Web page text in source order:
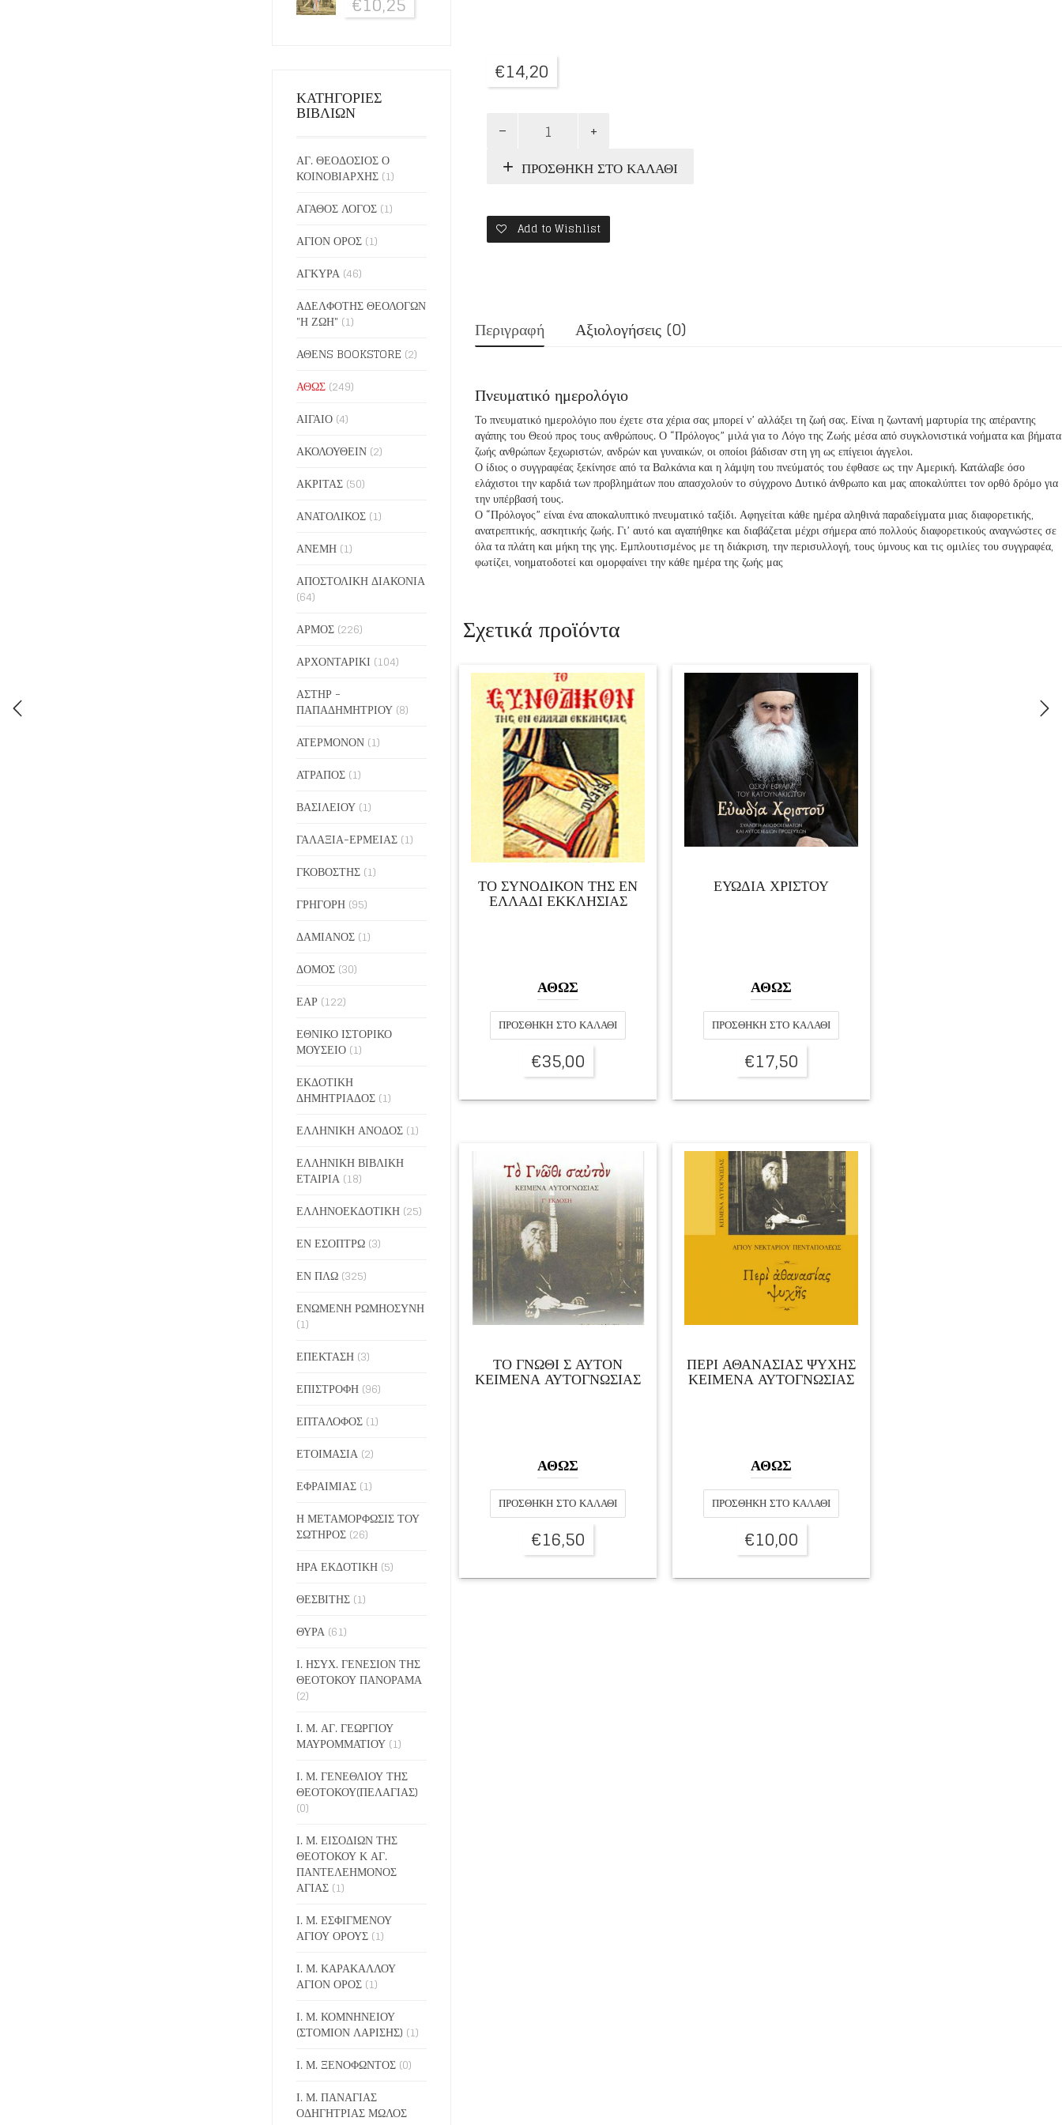
€14,20
ΠΡΟΛΟΓΟΣ
ΑΧΡΙΔΟΣ
ποσότητα
ΠΡΟΣΘΉΚΗ ΣΤΟ ΚΑΛΆΘΙ
Add to Wishlist
Περιγραφή Αξιολογήσεις (0)
Πνευματικό ημερολόγιο
Το πνευματικό ημερολόγιο που έχετε στα χέρια σας μπορεί ν’ αλλάξει τη ζωή σας. Είναι η ζωντανή μαρτυρία της απέραντης
αγάπης του Θεού προς τους ανθρώπους. Ο “Πρόλογος” μιλά για το Λόγο της Ζωής μέσα από συγκλονιστικά νοήματα και βήματα
ζωής ανθρώπων ξεχωριστών, ανδρών και γυναικών, οι οποίοι βάδισαν στη γη ως επίγειοι άγγελοι.
Ο ίδιος ο συγγραφέας ξεκίνησε από τα Βαλκάνια και η λάμψη του πνεύματός του έφθασε ως την Αμερική. Κατάλαβε όσο
ελάχιστοι την καρδιά των προβλημάτων που απασχολούν το σύγχρονο Δυτικό άνθρωπο και μας αποκαλύπτει τον ορθό δρόμο για
την υπέρβασή τους.
Ο “Πρόλογος” είναι ένα αποκαλυπτικό πνευματικό ταξίδι. Αφηγείται κάθε ημέρα αληθινά παραδείγματα μιας διαφορετικής,
ανατρεπτικής, ασκητικής ζωής. Γι’ αυτό και αγαπήθηκε και διαβάζεται μέχρι σήμερα από πολλούς διαφορετικούς αναγνώστες σε
όλα τα πλάτη και μήκη της γης. Εμπλουτισμένος με τη διάκριση, την περισυλλογή, τους ύμνους και τις ομιλίες του συγγραφέα,
φωτίζει, νοηματοδοτεί και ομορφαίνει την κάθε ημέρα της ζωής μας
Σχετικά προϊόντα
ΤΟ ΣΥΝΟΔΙΚΟΝ ΤΗΣ ΕΝ
ΕΛΛΑΔΙ ΕΚΚΛΗΣΙΑΣ
ΑΘΩΣ
ΠΡΟΣΘΉΚΗ ΣΤΟ ΚΑΛΆΘΙ
€35,00
ΕΥΩΔΙΑ ΧΡΙΣΤΟΥ
ΑΘΩΣ
ΠΡΟΣΘΉΚΗ ΣΤΟ ΚΑΛΆΘΙ
€17,50
ΤΟ ΓΝΩΘΙ Σ ΑΥΤΟΝ
ΚΕΙΜΕΝΑ ΑΥΤΟΓΝΩΣΙΑΣ
ΑΘΩΣ
ΠΡΟΣΘΉΚΗ ΣΤΟ ΚΑΛΆΘΙ
€16,50
ΠΕΡΙ ΑΘΑΝΑΣΙΑΣ ΨΥΧΗΣ
ΚΕΙΜΕΝΑ ΑΥΤΟΓΝΩΣΙΑΣ
ΑΘΩΣ
ΠΡΟΣΘΉΚΗ ΣΤΟ ΚΑΛΆΘΙ
€10,00
ΚΑΤΗΓΟΡΙΕΣ
ΒΙΒΛΙΩΝ
ΑΓ. ΘΕΟΔΟΣΙΟΣ Ο
ΚΟΙΝΟΒΙΑΡΧΗΣ (1)
ΑΓΑΘΟΣ ΛΟΓΟΣ (1)
ΑΓΙΟΝ ΟΡΟΣ (1)
ΑΓΚΥΡΑ (46)
ΑΔΕΛΦΟΤΗΣ ΘΕΟΛΟΓΩΝ
"Η ΖΩΗ" (1)
ΑΘΕΝS BOOKSTORE (2)
ΑΘΩΣ (249)
ΑΙΓΑΙΟ (4)
ΑΚΟΛΟΥΘΕΙΝ (2)
ΑΚΡΙΤΑΣ (50)
ΑΝΑΤΟΛΙΚΟΣ (1)
ΑΝΕΜΗ (1)
ΑΠΟΣΤΟΛΙΚΗ ΔΙΑΚΟΝΙΑ
(64)
ΑΡΜΟΣ (226)
ΑΡΧΟΝΤΑΡΙΚΙ (104)
ΑΣΤΗΡ -
ΠΑΠΑΔΗΜΗΤΡΙΟΥ (8)
ΑΤΕΡΜΟΝΟΝ (1)
ΑΤΡΑΠΟΣ (1)
ΒΑΣΙΛΕΙΟΥ (1)
ΓΑΛΑΞΙΑ-ΕΡΜΕΙΑΣ (1)
ΓΚΟΒΟΣΤΗΣ (1)
ΓΡΗΓΟΡΗ (95)
ΔΑΜΙΑΝΟΣ (1)
ΔΟΜΟΣ (30)
ΕΑΡ (122)
ΕΘΝΙΚΟ ΙΣΤΟΡΙΚΟ
ΜΟΥΣΕΙΟ (1)
ΕΚΔΟΤΙΚΗ
ΔΗΜΗΤΡΙΑΔΟΣ (1)
ΕΛΛΗΝΙΚΗ ΑΝΟΔΟΣ (1)
ΕΛΛΗΝΙΚΗ ΒΙΒΛΙΚΗ
ΕΤΑΙΡΙΑ (18)
ΕΛΛΗΝΟΕΚΔΟΤΙΚΗ (25)
ΕΝ ΕΣΟΠΤΡΩ (3)
ΕΝ ΠΛΩ (325)
ΕΝΩΜΕΝΗ ΡΩΜΗΟΣΥΝΗ
(1)
ΕΠΕΚΤΑΣΗ (3)
ΕΠΙΣΤΡΟΦΗ (96)
ΕΠΤΑΛΟΦΟΣ (1)
ΕΤΟΙΜΑΣΙΑ (2)
ΕΦΡΑΙΜΙΑΣ (1)
Η ΜΕΤΑΜΟΡΦΩΣΙΣ ΤΟΥ
ΣΩΤΗΡΟΣ (26)
ΗΡΑ ΕΚΔΟΤΙΚΗ (5)
ΘΕΣΒΙΤΗΣ (1)
ΘΥΡΑ (61)
Ι. ΗΣΥΧ. ΓΕΝΕΣΙΟΝ ΤΗΣ
ΘΕΟΤΟΚΟΥ ΠΑΝΟΡΑΜΑ
(2)
Ι. Μ. ΑΓ. ΓΕΩΡΓΙΟΥ
ΜΑΥΡΟΜΜΑΤΙΟΥ (1)
Ι. Μ. ΓΕΝΕΘΛΙΟΥ ΤΗΣ
ΘΕΟΤΟΚΟΥ(ΠΕΛΑΓΙΑΣ)
(0)
Ι. Μ. ΕΙΣΟΔΙΩΝ ΤΗΣ
ΘΕΟΤΟΚΟΥ Κ ΑΓ.
ΠΑΝΤΕΛΕΗΜΟΝΟΣ
ΑΓΙΑΣ (1)
Ι. Μ. ΕΣΦΙΓΜΕΝΟΥ
ΑΓΙΟΥ ΟΡΟΥΣ (1)
Ι. Μ. ΚΑΡΑΚΑΛΛΟΥ
ΑΓΙΟΝ ΟΡΟΣ (1)
Ι. Μ. ΚΟΜΝΗΝΕΙΟΥ
(ΣΤΟΜΙΟΝ ΛΑΡΙΣΗΣ) (1)
Ι. Μ. ΞΕΝΟΦΩΝΤΟΣ (0)
Ι. Μ. ΠΑΝΑΓΙΑΣ
ΟΔΗΓΗΤΡΙΑΣ ΜΩΛΟΣ